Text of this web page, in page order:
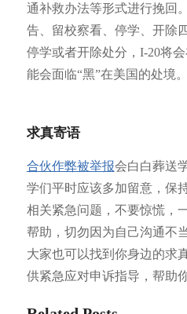
通补救办法等形式进行挽回
告、留校察看、停学、开除
停学或者开除处分，I-20将
能会面临“黑”在美国的处境。
求真寄语
合伙作弊被举报会白白葬送
学们平时应该多加留意，保
相关紧急问题，不要惊慌，
帮助，切勿因为自己沟通不
大家也可以找到你身边的求
供紧急应对申诉指导，帮助